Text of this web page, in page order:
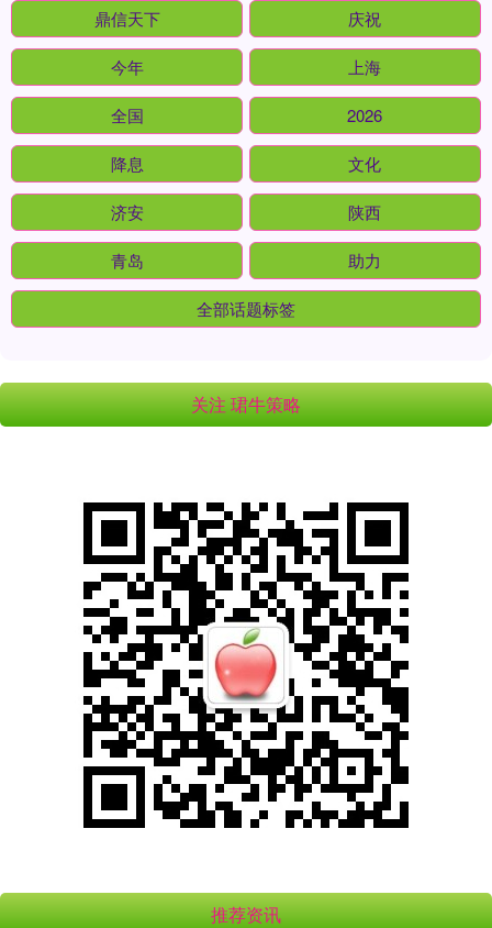
鼎信天下 庆祝
今年 上海
全国 2026
降息 文化
济安 陕西
青岛 助力
全部话题标签
关注 珺牛策略
推荐资讯